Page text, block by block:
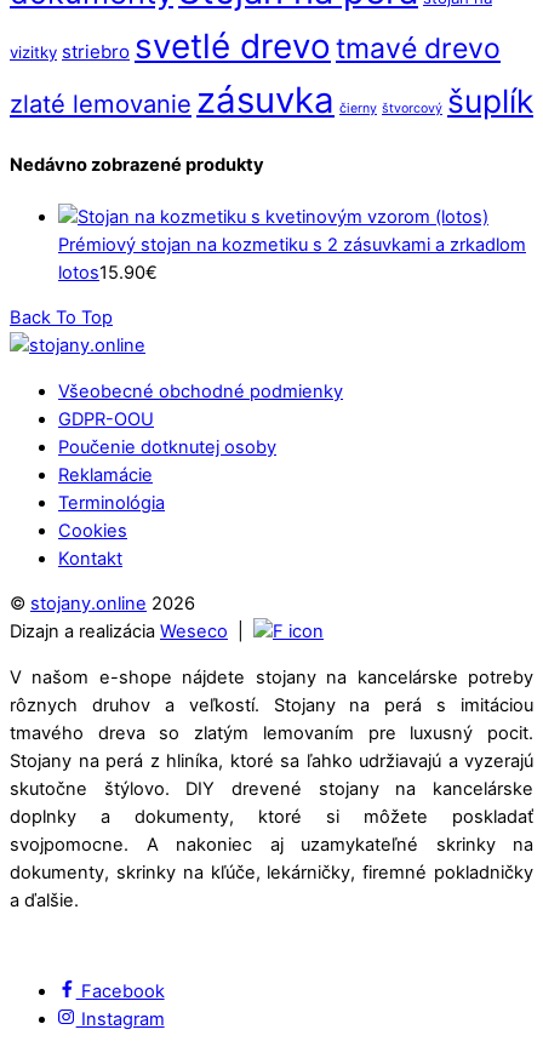
vizitky striebro svetlé drevotmavé drevo
zlaté lemovanie zásuvka čierny štvorcový šuplík
Nedávno zobrazené produkty
Prémiový stojan na kozmetiku s 2 zásuvkami a zrkadlom
lotos15.90€
Back To Top
Všeobecné obchodné podmienky
GDPR-OOU
Poučenie dotknutej osoby
Reklamácie
Terminológia
Cookies
Kontakt
© stojany.online 2026
Dizajn a realizácia Weseco
V našom e-shope nájdete stojany na kancelárske potreby
rôznych druhov a veľkostí. Stojany na perá s imitáciou
tmavého dreva so zlatým lemovaním pre luxusný pocit.
Stojany na perá z hliníka, ktoré sa ľahko udržiavajú a vyzerajú
skutočne štýlovo. DIY drevené stojany na kancelárske
doplnky a dokumenty, ktoré si môžete poskladať
svojpomocne. A nakoniec aj uzamykateľné skrinky na
dokumenty, skrinky na kľúče, lekárničky, firemné pokladničky
a ďalšie.
Facebook
Instagram